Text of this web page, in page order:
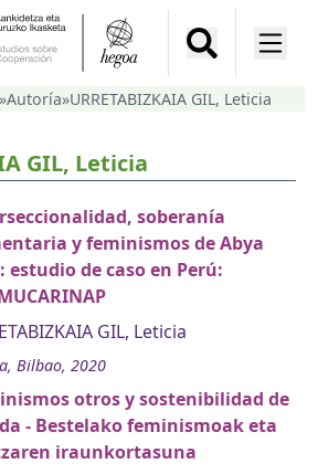
»Autoría»URRETABIZKAIA GIL, Leticia
GIL, Leticia
soberanía
y feminismos de Abya
estudio de caso en Perú:
GIL, Leticia
Bilbao, 2020
otros y sostenibilidad de
- Bestelako feminismoak eta
iraunkortasuna